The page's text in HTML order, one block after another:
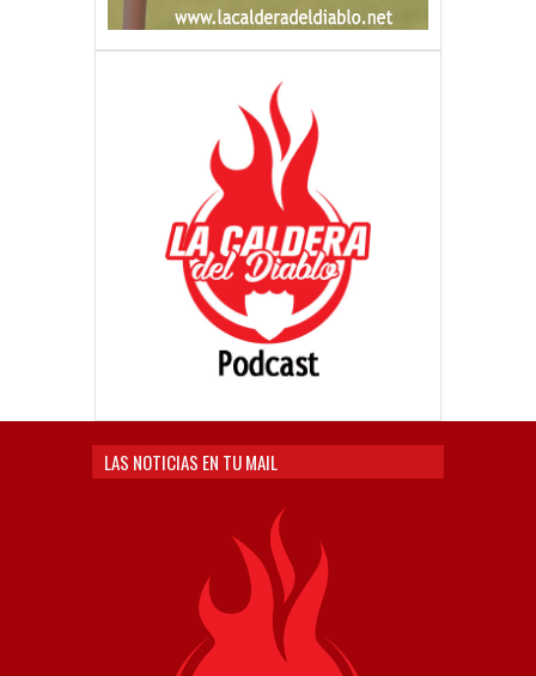
LAS NOTICIAS EN TU MAIL